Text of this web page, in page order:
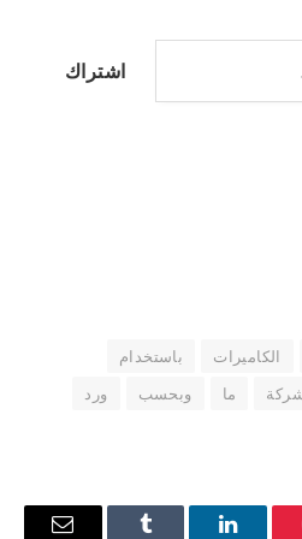
اشتراك
الكاميرات
باستخدام
ما وبحسب
ورد